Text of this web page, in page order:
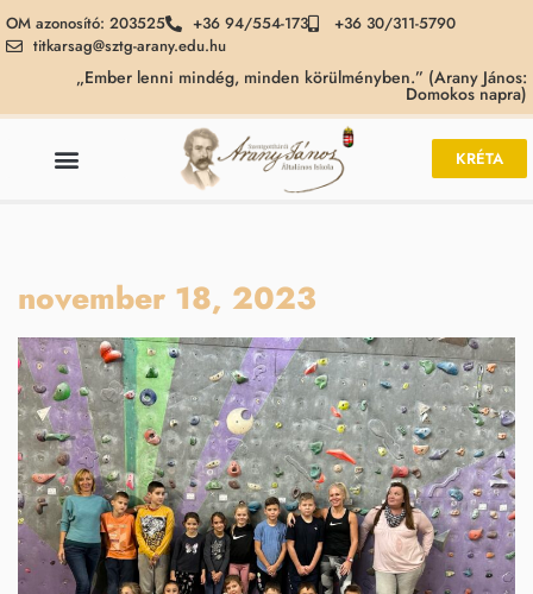
OM azonosító: 203525 +36 94/554-173
+36 30/311-5790
titkarsag@sztg-arany.edu.hu
„Ember lenni mindég, minden körülményben.” (Arany János:
Domokos napra)
KRÉTA
november 18, 2023